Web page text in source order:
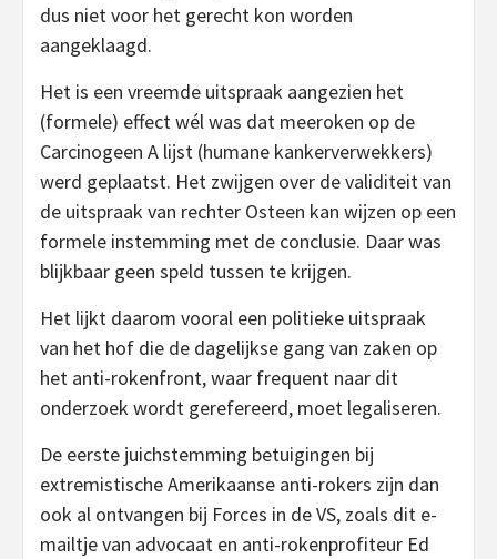
dus niet voor het gerecht kon worden
aangeklaagd.
Het is een vreemde uitspraak aangezien het
(formele) effect wél was dat meeroken op de
Carcinogeen A lijst (humane kankerverwekkers)
werd geplaatst. Het zwijgen over de validiteit van
de uitspraak van rechter Osteen kan wijzen op een
formele instemming met de conclusie. Daar was
blijkbaar geen speld tussen te krijgen.
Het lijkt daarom vooral een politieke uitspraak
van het hof die de dagelijkse gang van zaken op
het anti-rokenfront, waar frequent naar dit
onderzoek wordt gerefereerd, moet legaliseren.
De eerste juichstemming betuigingen bij
extremistische Amerikaanse anti-rokers zijn dan
ook al ontvangen bij Forces in de VS, zoals dit e-
mailtje van advocaat en anti-rokenprofiteur Ed